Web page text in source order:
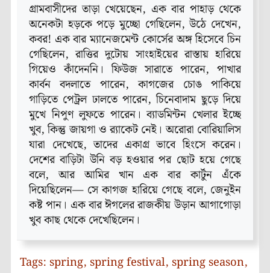
গ্রামবাসীদের তাড়া খেয়েছেন, এক বার পাহাড় থেকে
অনেকটা হড়কে পড়ে মুচ্ছো গেছিলেন, উঠে দেখেন,
কবর! এক বার ম্যানেজমেন্ট কোর্সের অঙ্গ হিসেবে চিন
গেছিলেন, রাত্তির দুটোয় সাংহাইয়ের রাস্তায় হারিয়ে
গিয়েও কাঁদেননি। ফিউজ সারাতে পারেন, পাখার
কার্বন বদলাতে পারেন, কাগজের চোঙ পাকিয়ে
গাড়িতে পেট্রল ঢালতে পারেন, চিনেবাদাম ছুড়ে দিয়ে
মুখে নিপুণ লুফতে পারেন। ব্যাডমিন্টন খেলার ইচ্ছে
খুব, কিন্তু জায়গা ও র‌্যাকেট নেই। অরোরা বোরিয়ালিস
যারা দেখেছে, তাদের একাগ্র ভাবে হিংসে করেন।
দেশের বাড়িটা উনি বড় হওয়ার পর ছোট হয়ে গেছে
বলে, আর আমির খান এক বার কার্টুন এঁকে
দিয়েছিলেন— সে কাগজ হারিয়ে গেছে বলে, জেনুইন
কষ্ট পান। এক বার ঈগলের রাজকীয় উড়ান আগাগোড়া
খুব কাছ থেকে দেখেছিলেন।
Tags: spring, spring festival, spring season,